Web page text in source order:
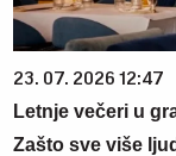
23. 07. 2026 12:47
Letnje večeri u
Zašto sve više